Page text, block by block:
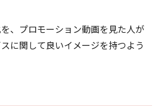
、プロモーション動画を見た人が
に関して良いイメージを持つよう